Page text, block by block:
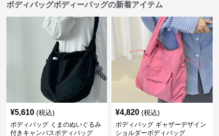
ボディバッグボディーバッグの新着アイテム
¥5,610 (税込)
ボディバッグ くまのぬいぐるみ
付きキャンバスボディバッグ
¥4,820 (税込)
ボディバッグ ギャザーデザイン
ショルダーボディバッグ